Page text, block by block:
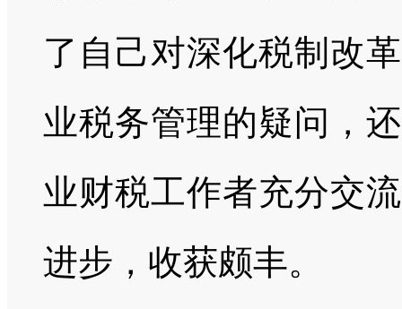
了自己对深化税制改
业税务管理的疑问，
业财税工作者充分交
进步，收获颇丰。